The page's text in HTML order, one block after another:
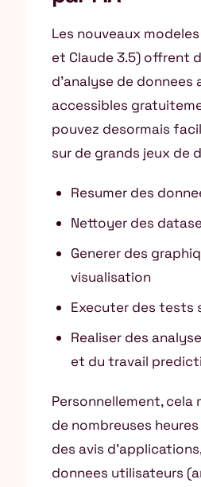
Les nouveaux
et Claude 3.5) offrent
d’analyse de donnees
accessibles
pouvez desormais
sur de grands jeux de
Resumer des
Nettoyer des
Generer des
visualisation
Executer des tests
Realiser des
et du travail
Personnellement, cela
de nombreuses heures
des avis
donnees utilisateurs